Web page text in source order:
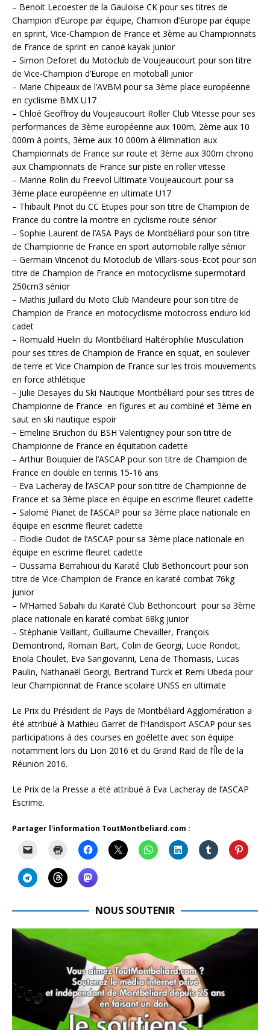
– Benoit Lecoester de la Gauloise CK pour ses titres de
Champion d’Europe par équipe, Chamion d’Europe par équipe
en sprint, Vice-Champion de France et 3ème au Championnats
de France de sprint en canoë kayak junior
– Simon Deforet du Motoclub de Voujeaucourt pour son titre
de Vice-Champion d’Europe en motoball junior
– Marie Chipeaux de l’AVBM pour sa 3ème place européenne
en cyclisme BMX U17
– Chloé Geoffroy du Voujeaucourt Roller Club Vitesse pour ses
performances de 3ème européenne aux 100m, 2ème aux 10
000m à points, 3ème aux 10 000m à élimination aux
Championnats de France sur route et 3ème aux 300m chrono
aux Championnats de France sur piste en roller vitesse
– Marine Rolin du Freevol Ultimate Voujeaucourt pour sa
3ème place européenne en ultimate U17
– Thibault Pinot du CC Etupes pour son titre de Champion de
France du contre la montre en cyclisme route sénior
– Sophie Laurent de l’ASA Pays de Montbéliard pour son titre
de Championne de France en sport automobile rallye sénior
– Germain Vincenot du Motoclub de Villars-sous-Ecot pour son
titre de Champion de France en motocyclisme supermotard
250cm3 sénior
– Mathis Juillard du Moto Club Mandeure pour son titre de
Champion de France en motocyclisme motocross enduro kid
cadet
– Romuald Huelin du Montbéliard Haltérophilie Musculation
pour ses titres de Champion de France en squat, en soulever
de terre et Vice Champion de France sur les trois mouvements
en force athlétique
– Julie Desayes du Ski Nautique Montbéliard pour ses titres de
Championne de France en figures et au combiné et 3ème en
saut en ski nautique espoir
– Emeline Bruchon du BSH Valentigney pour son titre de
Championne de France en équitation cadette
– Arthur Bouquier de l’ASCAP pour son titre de Champion de
France en double en tennis 15-16 ans
– Eva Lacheray de l’ASCAP pour son titre de Championne de
France et sa 3ème place en équipe en escrime fleuret cadette
– Salomé Pianet de l’ASCAP pour sa 3ème place nationale en
équipe en escrime fleuret cadette
– Elodie Oudot de l’ASCAP pour sa 3ème place nationale en
équipe en escrime fleuret cadette
– Oussama Berrahioui du Karaté Club Bethoncourt pour son
titre de Vice-Champion de France en karaté combat 76kg
junior
– M’Hamed Sabahi du Karaté Club Bethoncourt pour sa 3ème
place nationale en karaté combat 68kg junior
– Stéphanie Vaillant, Guillaume Chevailler, François
Demontrond, Romain Bart, Colin de Georgi, Lucie Rondot,
Enola Choulet, Eva Sangiovanni, Lena de Thomasis, Lucas
Paulin, Nathanaël Georgi, Bertrand Turck et Remi Ubeda pour
leur Championnat de France scolaire UNSS en ultimate
Le Prix du Président de Pays de Montbéliard Agglomération a
été attribué à Mathieu Garret de l’Handisport ASCAP pour ses
participations à des courses en goélette avec son équipe
notamment lors du Lion 2016 et du Grand Raid de l’Île de la
Réunion 2016.
Le Prix de la Presse a été attribué à Eva Lacheray de l’ASCAP
Escrime.
Partager l'information ToutMontbeliard.com :
NOUS SOUTENIR